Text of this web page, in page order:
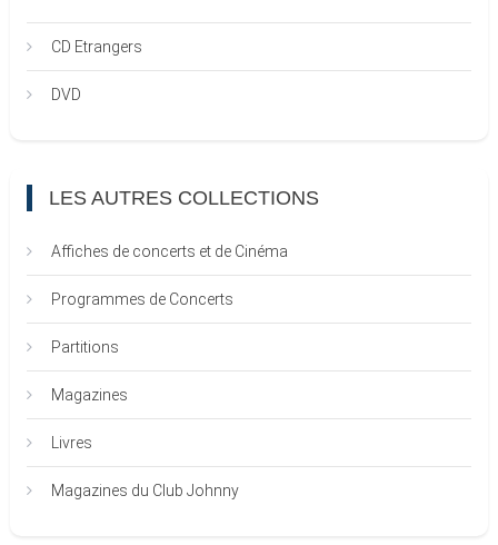
CD Etrangers
DVD
LES AUTRES COLLECTIONS
Affiches de concerts et de Cinéma
Programmes de Concerts
Partitions
Magazines
Livres
Magazines du Club Johnny